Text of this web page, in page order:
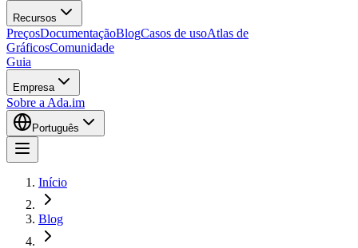
Recursos
PreçosDocumentaçãoBlogCasos de usoAtlas de
GráficosComunidade
Guia
Empresa
Sobre a Ada.im
Português
Início
Blog